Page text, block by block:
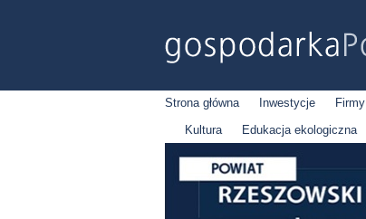
Strona główna Inwestycje Firmy
Kultura
Edukacja ekologiczna